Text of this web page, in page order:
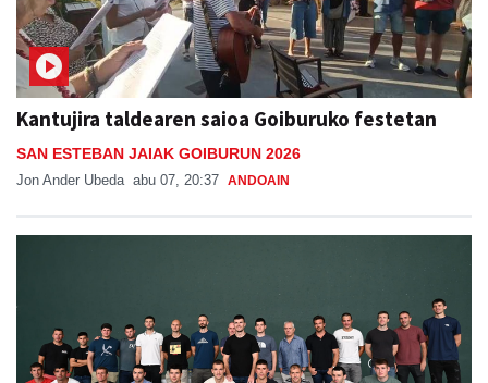
Kantujira taldearen saioa Goiburuko festetan
SAN ESTEBAN JAIAK GOIBURUN 2026
Jon Ander Ubeda abu 07, 20:37 ANDOAIN